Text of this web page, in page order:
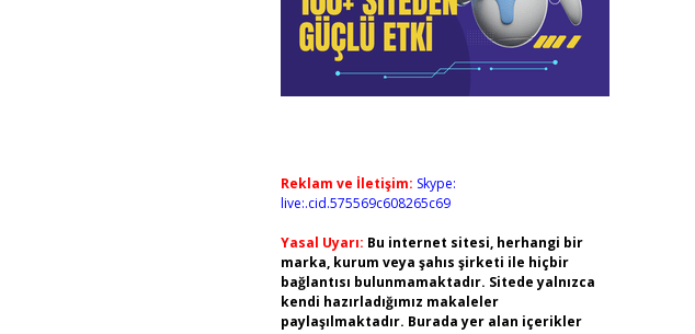
Reklam ve İletişim: Skype:
live:.cid.575569c608265c69
Yasal Uyarı: Bu internet sitesi, herhangi bir
marka, kurum veya şahıs şirketi ile hiçbir
bağlantısı bulunmamaktadır. Sitede yalnızca
kendi hazırladığımız makaleler
paylaşılmaktadır. Burada yer alan içerikler